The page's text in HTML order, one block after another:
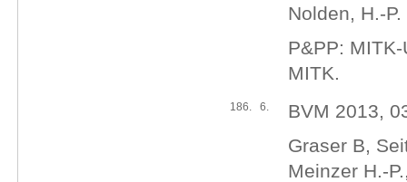
Nolden, H.-
P&PP:
MITK.
186. 6.
BVM 2013,
Graser B,
Meinzer H.-